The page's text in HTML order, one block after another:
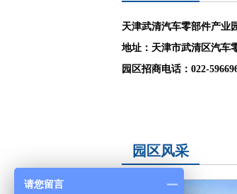
天津武清汽车零部件产业
地址：天津市武清区汽车
园区招商电话：022-
园区风采
请您留言